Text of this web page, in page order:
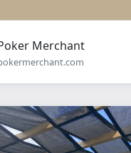
Merchant